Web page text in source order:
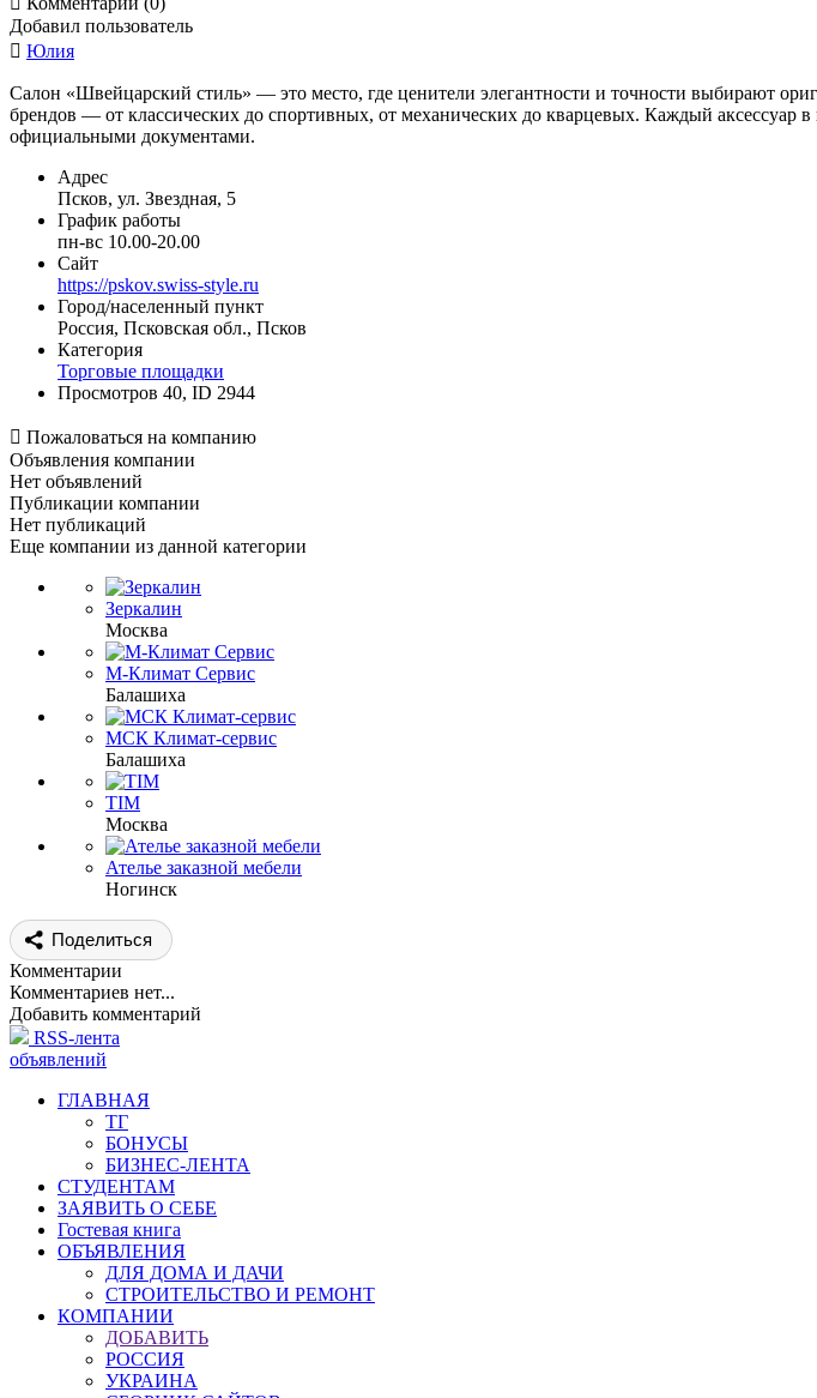
Добавил пользователь
 Юлия
Салон «Швейцарский стиль» — это место, где ценители элегантности и точности выбирают
брендов — от классических до спортивных, от механических до кварцевых. Каждый аксессуар
официальными документами.
Адрес
Псков, ул. Звездная, 5
График работы
пн-вс 10.00-20.00
Сайт
https://pskov.swiss-style.ru
Город/населенный пункт
Россия, Псковская обл., Псков
Категория
Торговые площадки
Просмотров 40, ID 2944
 Пожаловаться на компанию
Объявления компании
Нет объявлений
Публикации компании
Нет публикаций
Еще компании из данной категории
Зеркалин
Москва
М-Климат Сервис
Балашиха
МСК Климат-сервис
Балашиха
TIM
Москва
Ателье заказной мебели
Ногинск
Поделиться
Комментарии
Комментариев нет...
Добавить комментарий
RSS-лента
объявлений
ГЛАВНАЯ
ТГ
БОНУСЫ
БИЗНЕС-ЛЕНТА
СТУДЕНТАМ
ЗАЯВИТЬ О СЕБЕ
Гостевая книга
ОБЪЯВЛЕНИЯ
ДЛЯ ДОМА И ДАЧИ
СТРОИТЕЛЬСТВО И РЕМОНТ
КОМПАНИИ
ДОБАВИТЬ
РОССИЯ
УКРАИНА